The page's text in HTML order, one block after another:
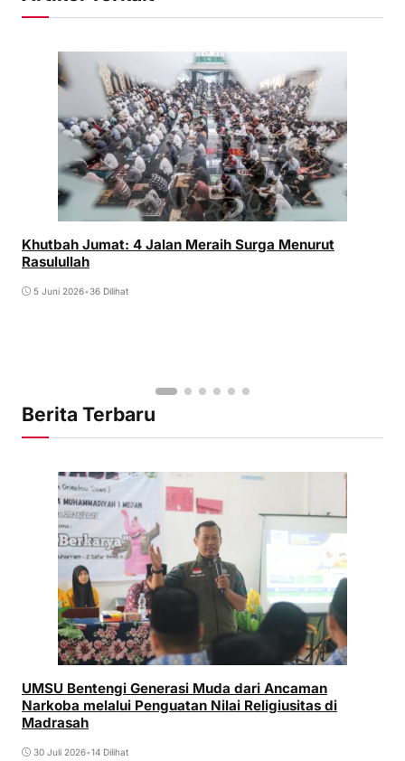
Khutbah Jumat: 4 Jalan Meraih Surga Menurut
Rasulullah
5 Juni 2026•36 Dilihat
Berita Terbaru
UMSU Bentengi Generasi Muda dari Ancaman
Narkoba melalui Penguatan Nilai Religiusitas di
Madrasah
30 Juli 2026•14 Dilihat